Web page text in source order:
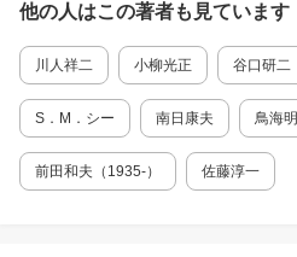
他の人はこの著者も見ています
川人祥二 小柳光正 谷口研二
S．M．シー 南日康夫 鳥海明
前田和夫（1935-） 佐藤淳一